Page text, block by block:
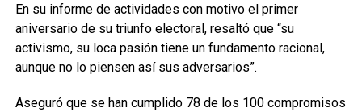
En su informe de actividades con motivo el primer
aniversario de su triunfo electoral, resaltó que “su
activismo, su loca pasión tiene un fundamento racional,
aunque no lo piensen así sus adversarios”.
Aseguró que se han cumplido 78 de los 100 compromisos